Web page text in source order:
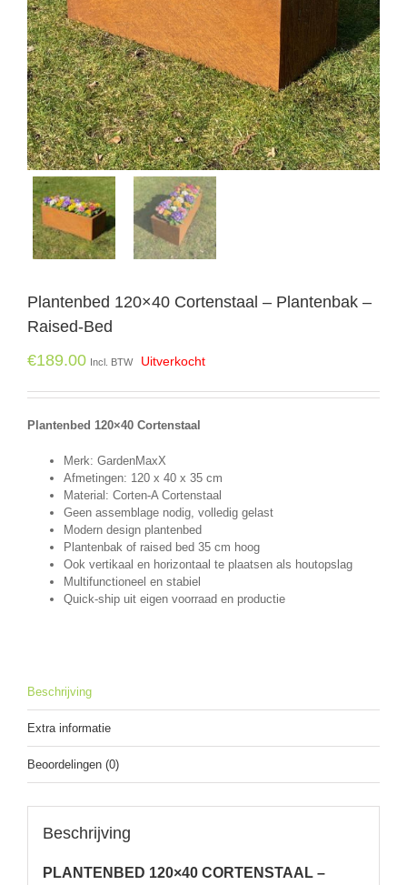
Plantenbed 120×40 Cortenstaal – Plantenbak –
Raised-Bed
€189.00 Incl. BTW Uitverkocht
Plantenbed 120×40 Cortenstaal
Merk: GardenMaxX
Afmetingen: 120 x 40 x 35 cm
Material: Corten-A Cortenstaal
Geen assemblage nodig, volledig gelast
Modern design plantenbed
Plantenbak of raised bed 35 cm hoog
Ook vertikaal en horizontaal te plaatsen als houtopslag
Multifunctioneel en stabiel
Quick-ship uit eigen voorraad en productie
Beschrijving
Extra informatie
Beoordelingen (0)
Beschrijving
PLANTENBED 120×40 CORTENSTAAL –